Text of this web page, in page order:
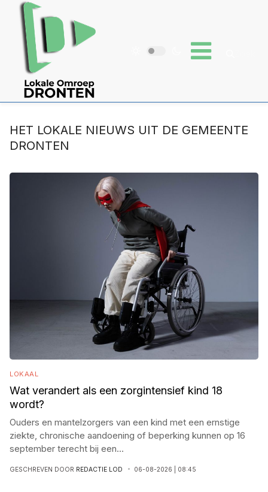
HET LOKALE NIEUWS UIT DE GEMEENTE
DRONTEN
LOKAAL
Wat verandert als een zorgintensief kind 18
wordt?
Ouders en mantelzorgers van een kind met een ernstige
ziekte, chronische aandoening of beperking kunnen op 16
september terecht bij een...
GESCHREVEN DOOR REDACTIE LOD 06-08-2026 | 08:45